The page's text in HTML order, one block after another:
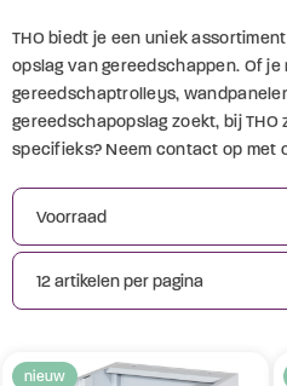
Draagarmstellingen
Werkbanken
Intern transport
Magazijnbakken
Gereedschap opslagsystemen
Transportkratten
Soort opslagsysteem
Mobiele opslagsystemen(3)
Kleur lak
Blauw(2)
Merk
THO biedt je een uniek
opslag van gereedschappen. Of je
gereedschaptrolleys,
gereedschapopslag zoekt, bij THO
specifieks? Neem contact op met
nieuw